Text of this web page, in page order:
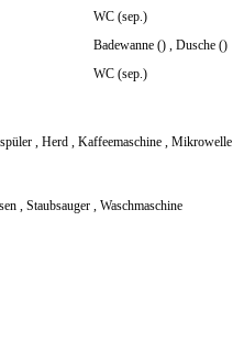
WC (sep.)
Badewanne () , Dusche ()
WC (sep.)
, Herd , Kaffeemaschine , Mikrowelle
, Staubsauger , Waschmaschine